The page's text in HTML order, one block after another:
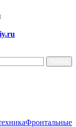
Фронтальные